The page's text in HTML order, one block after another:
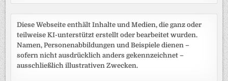
Diese Webseite enthält Inhalte und Medien, die ganz oder
teilweise KI-unterstützt erstellt oder bearbeitet wurden.
Namen, Personenabbildungen und Beispiele dienen –
sofern nicht ausdrücklich anders gekennzeichnet –
ausschließlich illustrativen Zwecken.